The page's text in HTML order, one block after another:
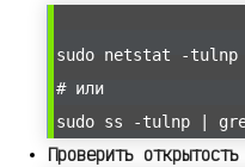
sudo netstat -tulnp
# или
sudo ss -tulnp |
Проверить